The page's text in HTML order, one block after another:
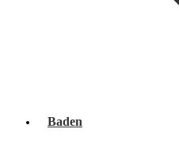
Baden